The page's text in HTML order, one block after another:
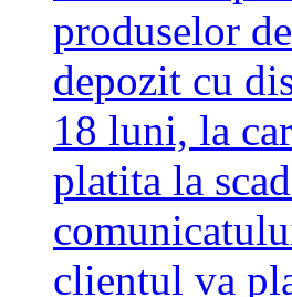
produselor
depozit cu
18 luni, la
platita la
clientul va